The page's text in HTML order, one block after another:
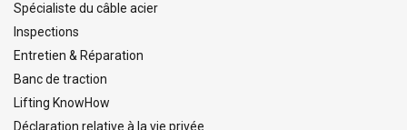
Spécialiste du câble acier
Inspections
Entretien & Réparation
Banc de traction
Lifting KnowHow
Déclaration relative à la vie privée